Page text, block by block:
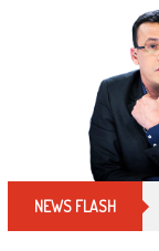
NEWS FLASH